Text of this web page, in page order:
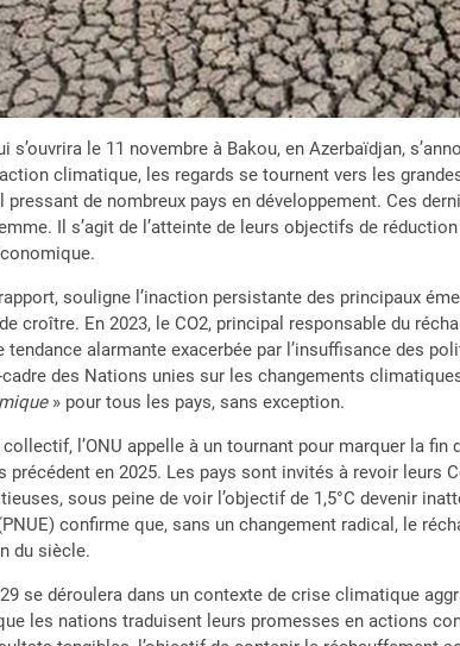
s’ouvrira le 11 novembre à Bakou, en Azerbaïdjan,
climatique, les regards se tournent vers les
pressant de nombreux pays en développement. Ces
Il s’agit de l’atteinte de leurs objectifs de
rapport, souligne l’inaction persistante des principaux
croître. En 2023, le CO2, principal responsable du
tendance alarmante exacerbée par l’insuffisance des
des Nations unies sur les changements
» pour tous les pays, sans exception.
l’ONU appelle à un tournant pour marquer la fin
précédent en 2025. Les pays sont invités à revoir leurs
sous peine de voir l’objectif de 1,5°C devenir
confirme que, sans un changement radical, le
du siècle.
se déroulera dans un contexte de crise climatique
les nations traduisent leurs promesses en actions